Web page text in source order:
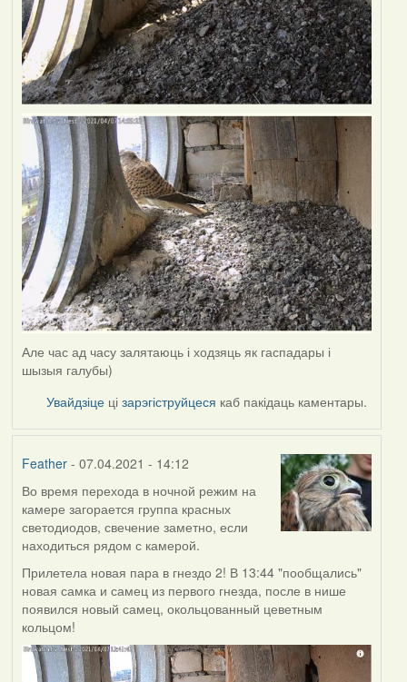
Але час ад часу залятаюць і ходзяць як гаспадары і
шызыя галубы)
Увайдзіце цізарэгіструйцеся каб пакідаць каментары.
Feather- 07.04.2021 - 14:12
Во время перехода в ночной режим на
камере загорается группа красных
светодиодов, свечение заметно, если
находиться рядом с камерой.
Прилетела новая пара в гнездо 2! В 13:44 "пообщались"
новая самка и самец из первого гнезда, после в нише
появился новый самец, окольцованный цеветным
кольцом!